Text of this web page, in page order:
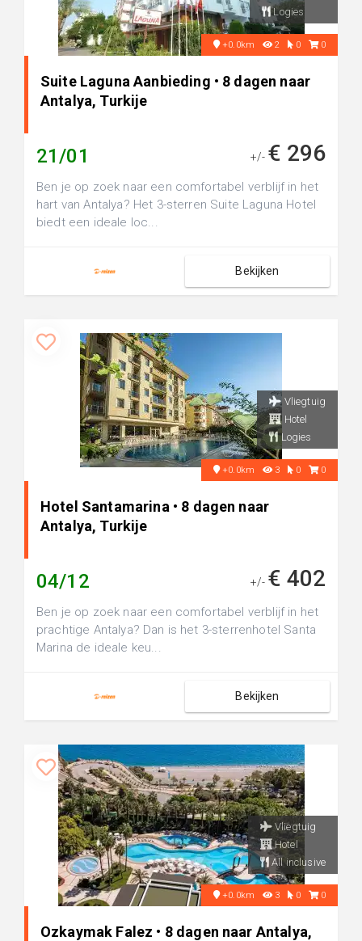
Logies
+0.0km 2 0 0
Suite Laguna Aanbieding • 8 dagen naar
Antalya, Turkije
21/01 +/- € 296
Ben je op zoek naar een comfortabel verblijf in het
hart van Antalya? Het 3-sterren Suite Laguna Hotel
biedt een ideale loc...
Bekijken
Vliegtuig
Hotel
Logies
+0.0km 3 0 0
Hotel Santamarina • 8 dagen naar
Antalya, Turkije
04/12 +/- € 402
Ben je op zoek naar een comfortabel verblijf in het
prachtige Antalya? Dan is het 3-sterrenhotel Santa
Marina de ideale keu...
Bekijken
Vliegtuig
Hotel
All inclusive
+0.0km 3 0 0
Ozkaymak Falez • 8 dagen naar Antalya,